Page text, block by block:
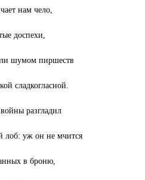
нам чело,
доспехи,
шумом пиршеств
сладкогласной.
разгладил
уж он не мчится
в броню,